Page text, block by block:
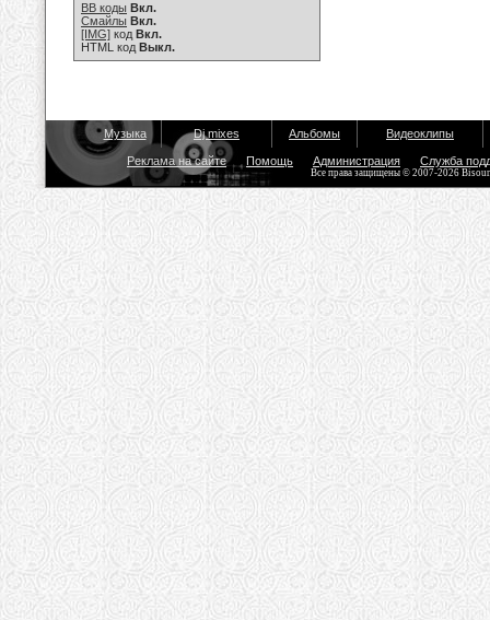
BB коды Вкл.
Смайлы Вкл.
[IMG] код Вкл.
HTML код Выкл.
Музыка Dj mixes Альбомы Видеоклипы
Реклама на сайте Помощь Администрация Служба
Все права защищены © 2007-2026